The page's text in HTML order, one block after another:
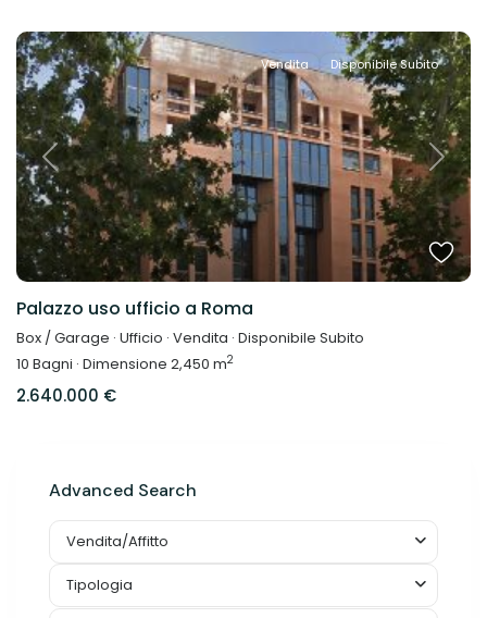
Previous Next
Vendita Disponibile Subito
Palazzo uso ufficio a Roma
Box / Garage · Ufficio · Vendita · Disponibile Subito
10 Bagni · Dimensione 2,450 m2
2.640.000 €
Advanced Search
Vendita/Affitto
Tipologia